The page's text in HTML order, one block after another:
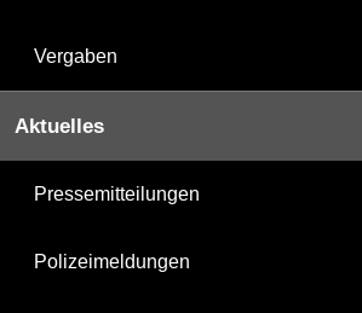
Vergaben
Aktuelles
Pressemitteilungen
Polizeimeldungen